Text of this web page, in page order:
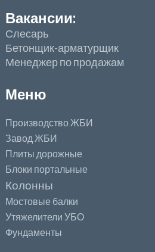
Вакансии:
Слесарь
Бетонщик-арматурщик
Менеджер по продажам
Меню
Производство ЖБИ
Завод ЖБИ
Плиты дорожные
Блоки портальные
Колонны
Мостовые балки
Утяжелители УБО
Фундаменты